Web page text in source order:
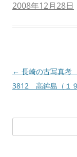
2008年12月28日
投
稿
← 長崎の古写真考
3812 高鉾島（１
索: